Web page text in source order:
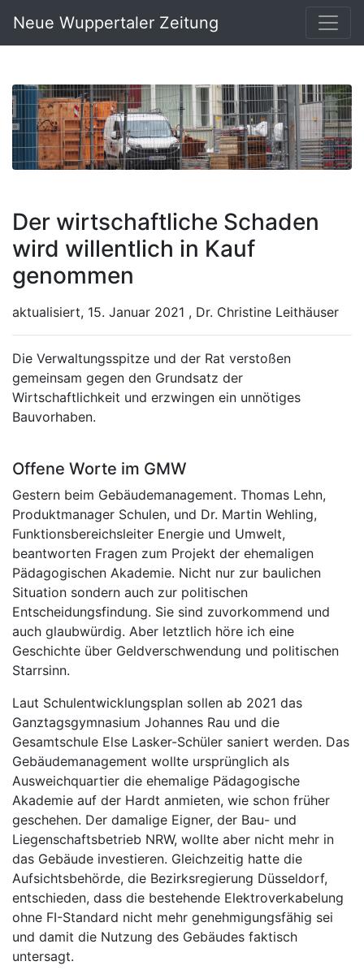
Neue Wuppertaler Zeitung
Der wirtschaftliche Schaden
wird willentlich in Kauf
genommen
aktualisiert, 15. Januar 2021 , Dr. Christine Leithäuser
Die Verwaltungsspitze und der Rat verstoßen
gemeinsam gegen den Grundsatz der
Wirtschaftlichkeit und erzwingen ein unnötiges
Bauvorhaben.
Offene Worte im GMW
Gestern beim Gebäudemanagement. Thomas Lehn,
Produktmanager Schulen, und Dr. Martin Wehling,
Funktionsbereichsleiter Energie und Umwelt,
beantworten Fragen zum Projekt der ehemaligen
Pädagogischen Akademie. Nicht nur zur baulichen
Situation sondern auch zur politischen
Entscheidungsfindung. Sie sind zuvorkommend und
auch glaubwürdig. Aber letztlich höre ich eine
Geschichte über Geldverschwendung und politischen
Starrsinn.
Laut Schulentwicklungsplan sollen ab 2021 das
Ganztagsgymnasium Johannes Rau und die
Gesamtschule Else Lasker-Schüler saniert werden. Das
Gebäudemanagement wollte ursprünglich als
Ausweichquartier die ehemalige Pädagogische
Akademie auf der Hardt anmieten, wie schon früher
geschehen. Der damalige Eigner, der Bau- und
Liegenschaftsbetrieb NRW, wollte aber nicht mehr in
das Gebäude investieren. Gleichzeitig hatte die
Aufsichtsbehörde, die Bezirksregierung Düsseldorf,
entschieden, dass die bestehende Elektroverkabelung
ohne FI-Standard nicht mehr genehmigungsfähig sei
und damit die Nutzung des Gebäudes faktisch
untersagt.